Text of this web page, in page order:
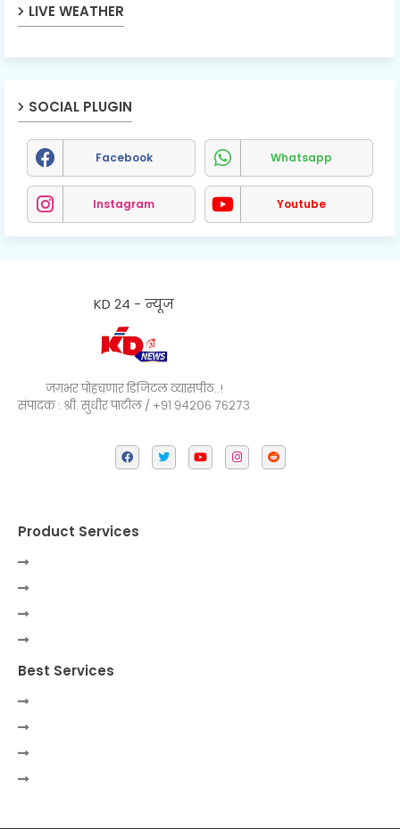
LIVE WEATHER
SOCIAL PLUGIN
Facebook Whatsapp
Instagram Youtube
KD 24 - न्यूज
जगभर पोहचणारं डिजिटल व्यासपीठ..!
संपादक : श्री. सुधीर पाटील / +९१ ९४२०६ ७६२७३
Product Services
Best Services